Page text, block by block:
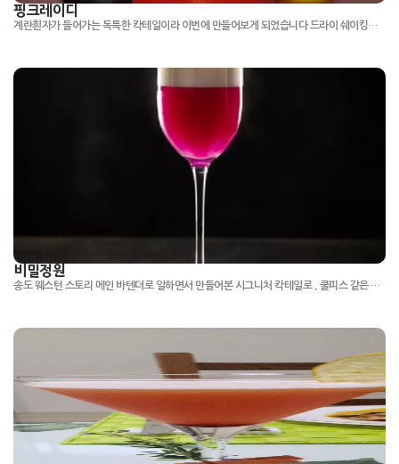
핑크레이디
계란흰자가 들어가는 독특한 칵테일이라 이번에 만들어보게 되었습니다 드라이 쉐이킹을 살짝 하는것도 힘들었는데 악명높은 라모스 진 피즈는 어떻게 만드는거지? 라는 생각이 들게 하네요 생각보다 달달 보다는 새콤에 가까운 칵테일이었습니다
비밀정원
송도 웨스턴 스토리 메인 바텐더로 일하면서 만들어본 시그니처 칵테일로 , 쿨피스 같은 상큼한 맛과 낮은 도수로 술을 잘 못하시는 손님에게 즐거움을 선사한다. 이름과 레시피는 군대에서 만들어졌으며, 군대에서 힘들때 힘이된 오마이걸의 "비밀정원" 노래에대한 헌정의 의미로 지음. 잔 림에 분홍색 설탕은 사랑과 희망을 상징한다. #bartender_jack99